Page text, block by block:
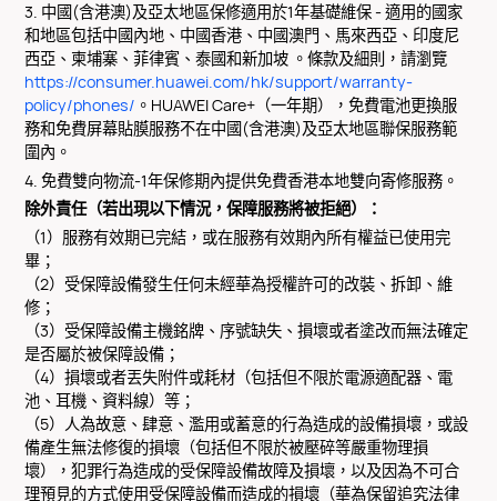
3. 中國(含港澳)及亞太地區保修適用於1年基礎維保 - 適用的國家
和地區包括中國內地、中國香港、中國澳門、馬來西亞、印度尼
西亞、柬埔寨、菲律賓、泰國和新加坡 。條款及細則，請瀏覽
https://consumer.huawei.com/hk/support/warranty-
policy/phones/ 。HUAWEI Care+（一年期），免費電池更換服
務和免費屏幕貼膜服務不在中國(含港澳)及亞太地區聯保服務範
圍內。
4. 免費雙向物流-1年保修期內提供免費香港本地雙向寄修服務。
除外責任（若出現以下情況，保障服務將被拒絕）：
（1）服務有效期已完結，或在服務有效期內所有權益已使用完
畢；
（2）受保障設備發生任何未經華為授權許可的改裝、拆卸、維
修；
（3）受保障設備主機銘牌、序號缺失、損壞或者塗改而無法確定
是否屬於被保障設備；
（4）損壞或者丟失附件或耗材（包括但不限於電源適配器、電
池、耳機、資料線）等；
（5）人為故意、肆意、濫用或蓄意的行為造成的設備損壞，或設
備產生無法修復的損壞（包括但不限於被壓碎等嚴重物理損
壞），犯罪行為造成的受保障設備故障及損壞，以及因為不可合
理預見的方式使用受保障設備而造成的損壞（華為保留追究法律